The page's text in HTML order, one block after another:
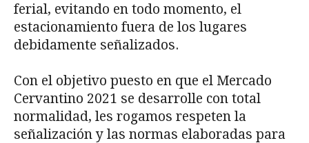
ferial, evitando en todo momento, el
estacionamiento fuera de los lugares
debidamente señalizados.
Con el objetivo puesto en que el Mercado
Cervantino 2021 se desarrolle con total
normalidad, les rogamos respeten la
señalización y las normas elaboradas para